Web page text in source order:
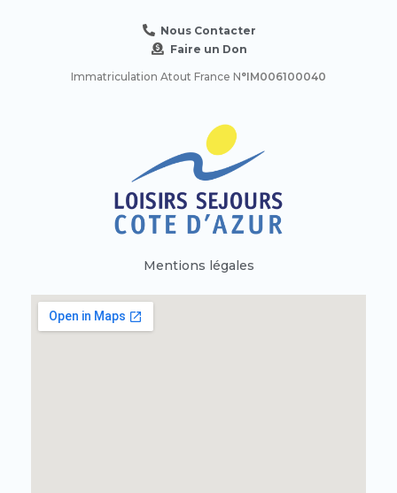
Nous Contacter
Faire un Don
Immatriculation Atout France N°IM006100040
Mentions légales